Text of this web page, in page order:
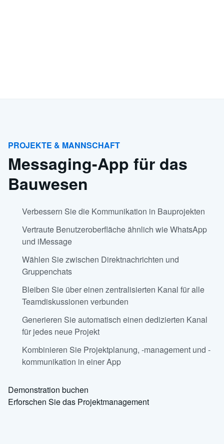
PROJEKTE & MANNSCHAFT
Messaging-App für das
Bauwesen
Verbessern Sie die Kommunikation in Bauprojekten
Vertraute Benutzeroberfläche ähnlich wie WhatsApp
und iMessage
Wählen Sie zwischen Direktnachrichten und
Gruppenchats
Bleiben Sie über einen zentralisierten Kanal für alle
Teamdiskussionen verbunden
Generieren Sie automatisch einen dedizierten Kanal
für jedes neue Projekt
Kombinieren Sie Projektplanung, -management und -
kommunikation in einer App
Demonstration buchen
Erforschen Sie das Projektmanagement